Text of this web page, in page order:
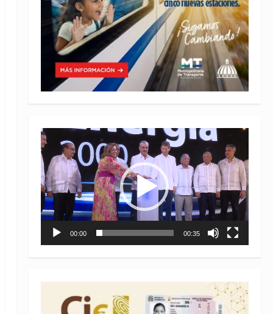
Reproductor
de
vídeo
00:00 00:35